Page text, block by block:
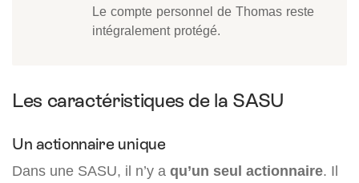
Le compte personnel de Thomas reste
intégralement protégé.
Les caractéristiques de la SASU
Un actionnaire unique
Dans une SASU, il n’y a qu’un seul actionnaire. Il